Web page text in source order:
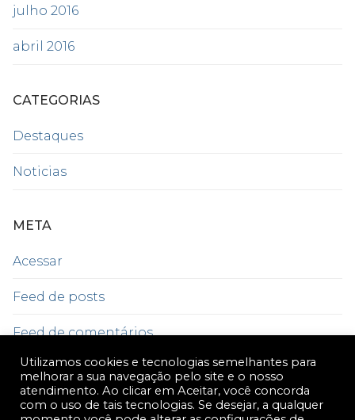
julho 2016
abril 2016
CATEGORIAS
Destaques
Noticias
META
Acessar
Feed de posts
Feed de comentários
WordPress.org
Utilizamos cookies e tecnologias semelhantes para
melhorar a sua navegação pelo site e o nosso
atendimento. Ao clicar em Aceitar, você concorda
com o uso de tais tecnologias. Se desejar, a qualquer